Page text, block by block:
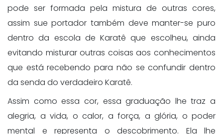
pode ser formada pela mistura de outras cores,
assim sue portador também deve manter-se puro
dentro da escola de Karatê que escolheu, ainda
evitando misturar outras coisas aos conhecimentos
que está recebendo para não se confundir dentro
da senda do verdadeiro Karatê.
Assim como essa cor, essa graduação lhe traz a
alegria, a vida, o calor, a força, a glória, o poder
mental e representa o descobrimento. Ela lhe